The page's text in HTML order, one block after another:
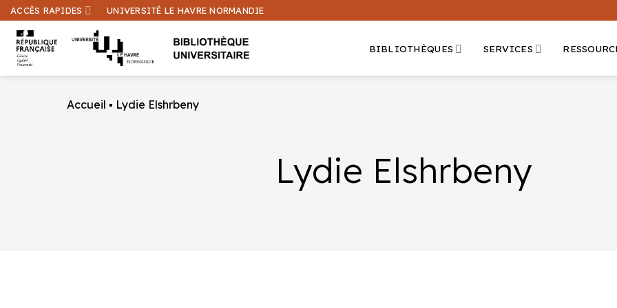
Passer
au
contenu
ACCÈS RAPIDES UNIVERSITÉ LE HAVRE NORMANDIE
BIBLIOTHÈQUES SERVICES
Accueil ▪ Lydie Elshrbeny
Lydie Elshrbeny